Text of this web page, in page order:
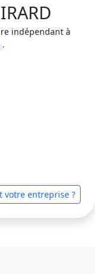
indépendant à
.
votre entreprise ?